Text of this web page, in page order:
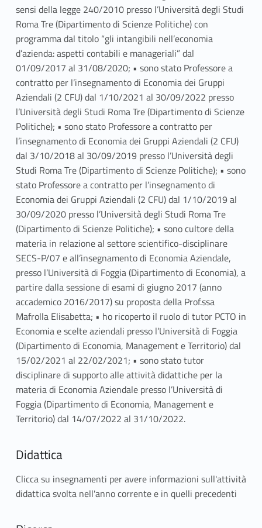
sensi della legge 240/2010 presso l’Università degli Studi
Roma Tre (Dipartimento di Scienze Politiche) con
programma dal titolo “gli intangibili nell’economia
d’azienda: aspetti contabili e manageriali” dal
01/09/2017 al 31/08/2020; • sono stato Professore a
contratto per l’insegnamento di Economia dei Gruppi
Aziendali (2 CFU) dal 1/10/2021 al 30/09/2022 presso
l’Università degli Studi Roma Tre (Dipartimento di Scienze
Politiche); • sono stato Professore a contratto per
l’insegnamento di Economia dei Gruppi Aziendali (2 CFU)
dal 3/10/2018 al 30/09/2019 presso l’Università degli
Studi Roma Tre (Dipartimento di Scienze Politiche); • sono
stato Professore a contratto per l’insegnamento di
Economia dei Gruppi Aziendali (2 CFU) dal 1/10/2019 al
30/09/2020 presso l’Università degli Studi Roma Tre
(Dipartimento di Scienze Politiche); • sono cultore della
materia in relazione al settore scientifico-disciplinare
SECS-P/07 e all’insegnamento di Economia Aziendale,
presso l’Università di Foggia (Dipartimento di Economia), a
partire dalla sessione di esami di giugno 2017 (anno
accademico 2016/2017) su proposta della Prof.ssa
Mafrolla Elisabetta; • ho ricoperto il ruolo di tutor PCTO in
Economia e scelte aziendali presso l’Università di Foggia
(Dipartimento di Economia, Management e Territorio) dal
15/02/2021 al 22/02/2021; • sono stato tutor
disciplinare di supporto alle attività didattiche per la
materia di Economia Aziendale presso l’Università di
Foggia (Dipartimento di Economia, Management e
Territorio) dal 14/07/2022 al 31/10/2022.
Didattica
Clicca su insegnamenti per avere informazioni sull'attività
didattica svolta nell'anno corrente e in quelli precedenti